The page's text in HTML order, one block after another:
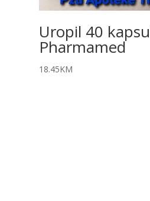
Uropil 40
Pharmamed
18.45KM